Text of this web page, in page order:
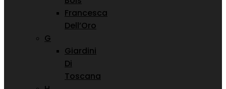
Francesca
Dell’Oro
G
Giardini
Di
Toscana